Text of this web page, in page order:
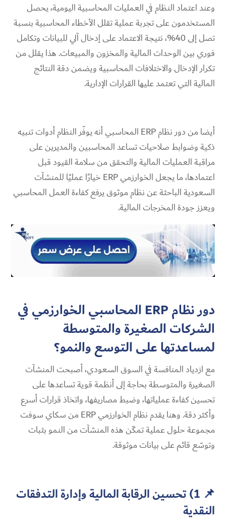
وعند اعتماد النظام في العمليات المحاسبية اليومية، يحصل
المستخدمون على تجربة عملية تقلل الأخطاء المحاسبية بنسبة
تصل إلى 40%، نتيجة الاعتماد على إدخال آلي للبيانات وتكامل
فوري بين الوحدات المالية والمخزون والمبيعات. هذا يقلل من
تكرار الإدخال والاختلافات المحاسبية ويضمن دقة النتائج
المالية التي تعتمد عليها القرارات الإدارية.
أيضا من دور نظام ERP المحاسبي أنه يوفّر النظام أدوات تنبيه
ذكية وضوابط صلاحيات تساعد المحاسبين والمديرين على
مراقبة العمليات المالية والتحقق من سلامة القيود قبل
اعتمادها، ما يجعل الخوارزمي ERP خيارًا عمليًا للمنشآت
السعودية الباحثة عن نظام موثوق يرفع كفاءة العمل المحاسبي
ويعزز جودة المخرجات المالية.
دور نظام ERP المحاسبي الخوارزمي في
الشركات الصغيرة والمتوسطة
لمساعدتها على التوسع والنمو؟
مع ازدياد المنافسة في السوق السعودي، أصبحت المنشآت
الصغيرة والمتوسطة بحاجة إلى أنظمة قوية تساعدها على
تحسين كفاءة عملياتها، وضبط مصاريفها، واتخاذ قرارات أسرع
وأكثر دقة. وهنا يقدم نظام الخوارزمي ERP من سكاي سوفت
مجموعة حلول عملية تمكّن هذه المنشآت من النمو بثبات
وتوسّع قائم على بيانات موثوقة.
📌 1) تحسين الرقابة المالية وإدارة التدفقات
النقدية